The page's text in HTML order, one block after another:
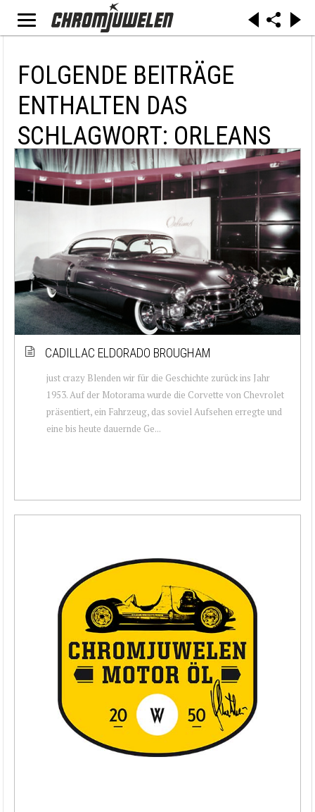
FOLGENDE BEITRÄGE
ENTHALTEN DAS
SCHLAGWORT: ORLEANS
CADILLAC ELDORADO BROUGHAM
just crazy Blenden wir für die Geschichte zurück ins Jahr
1953. Auf der Motorama wurde die Corvette von Chevrolet
präsentiert, ein Fahrzeug, das soviel Aufsehen erregte und
eine bis heute dauernde Ge...